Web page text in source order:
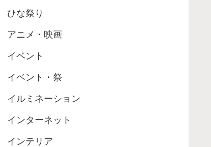
ひな祭り
アニメ・映画
イベント
イベント・祭
イルミネーション
インターネット
インテリア